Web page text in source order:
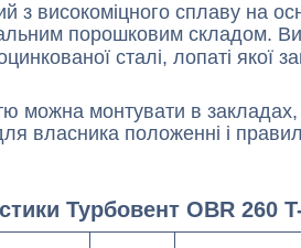
з високоміцного сплаву на
порошковим складом.
сталі, лопаті якої
можна монтувати в
власника положенні і
Турбовент OBR 260 T